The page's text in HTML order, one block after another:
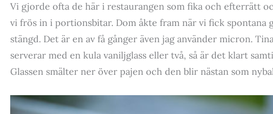
Vi gjorde ofta de här i restaurangen som fika och efterrätt
vi frös in i portionsbitar. Dom åkte fram när vi fick spontana
stängd. Det är en av få gånger även jag använder micron.
serverar med en kula vaniljglass eller två, så är det klart
Glassen smälter ner över pajen och den blir nästan som